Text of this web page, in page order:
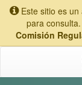
Este sitio es un
para
Comisión